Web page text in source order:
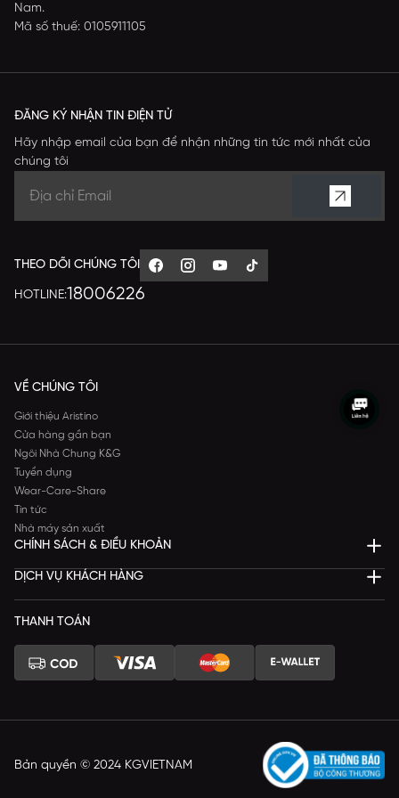
Nam.
Mã số thuế: 0105911105
ĐĂNG KÝ NHẬN TIN ĐIỆN TỬ
Hãy nhập email của bạn để nhận những tin tức mới nhất của
chúng tôi
THEO DÕI CHÚNG TÔI
HOTLINE:18006226
VỀ CHÚNG TÔI
Giới thiệu Aristino
Cửa hàng gần bạn
Ngôi Nhà Chung K&G
Tuyển dụng
Wear-Care-Share
Tin tức
Nhà máy sản xuất
CHÍNH SÁCH & ĐIỀU KHOẢN
DỊCH VỤ KHÁCH HÀNG
THANH TOÁN
Bản quyền © 2024 KGVIETNAM